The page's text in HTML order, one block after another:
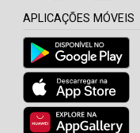
APLICAÇÕES MÓVEIS